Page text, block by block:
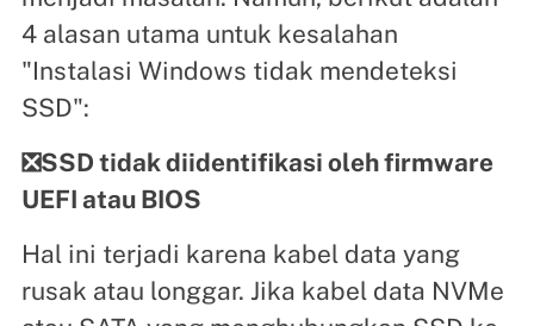
4 alasan utama untuk kesalahan
"Instalasi Windows tidak mendeteksi
SSD":
❎SSD tidak diidentifikasi oleh firmware
UEFI atau BIOS
Hal ini terjadi karena kabel data yang
rusak atau longgar. Jika kabel data NVMe